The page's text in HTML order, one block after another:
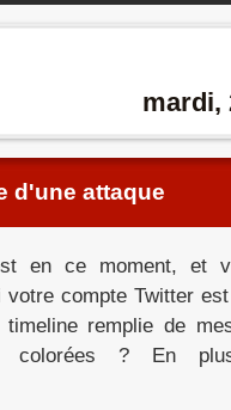
mardi,
d'une attaque
en ce moment, et
votre compte Twitter
remplie de
colorées ? En